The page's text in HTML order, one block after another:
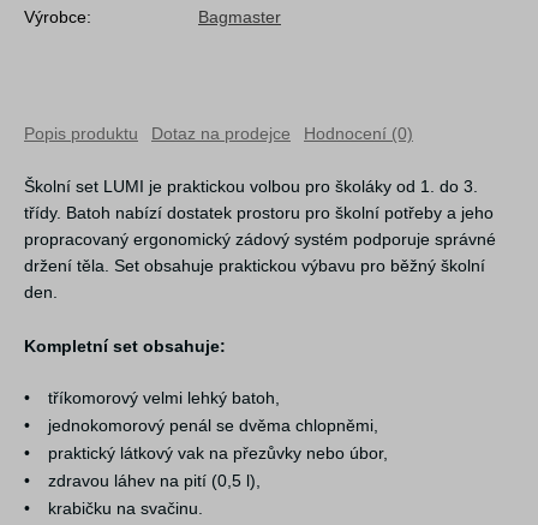
Výrobce:
Bagmaster
Popis produktu Dotaz na prodejce Hodnocení (0)
Školní set LUMI je praktickou volbou pro školáky od 1. do 3.
třídy. Batoh nabízí dostatek prostoru pro školní potřeby a jeho
propracovaný ergonomický zádový systém podporuje správné
držení těla. Set obsahuje praktickou výbavu pro běžný školní
den.
Kompletní set obsahuje:
•
tříkomorový velmi lehký batoh,
•
jednokomorový penál se dvěma chlopněmi,
•
praktický látkový vak na přezůvky nebo úbor,
•
zdravou láhev na pití (0,5 l),
•
krabičku na svačinu.